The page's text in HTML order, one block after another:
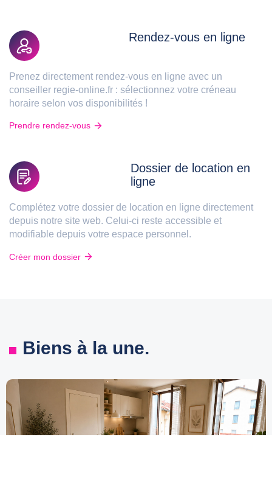
Rendez-vous en ligne
Prenez directement rendez-vous en ligne avec un
conseiller regie-online.fr : sélectionnez votre créneau
horaire selon vos disponibilités !
Prendre rendez-vous
Dossier de location en
ligne
Complétez votre dossier de location en ligne directement
depuis notre site web. Celui-ci reste accessible et
modifiable depuis votre espace personnel.
Créer mon dossier
Biens à la une.